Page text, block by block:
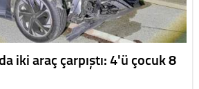
iki araç çarpıştı: 4'ü çocuk 8